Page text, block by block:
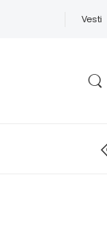
Vesti